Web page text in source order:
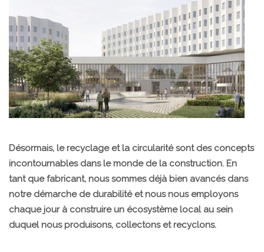
Désormais, le recyclage et la circularité sont des concepts
incontournables dans le monde de la construction. En
tant que fabricant, nous sommes déjà bien avancés dans
notre démarche de durabilité et nous nous employons
chaque jour à construire un écosystème local au sein
duquel nous produisons, collectons et recyclons.